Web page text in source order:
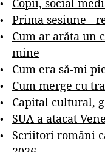
Copii, social
Prima sesiune -
Cum ar arăta un
mine
Cum era să-mi
Cum merge cu
Capital cultural,
SUA a atacat
Scriitori români